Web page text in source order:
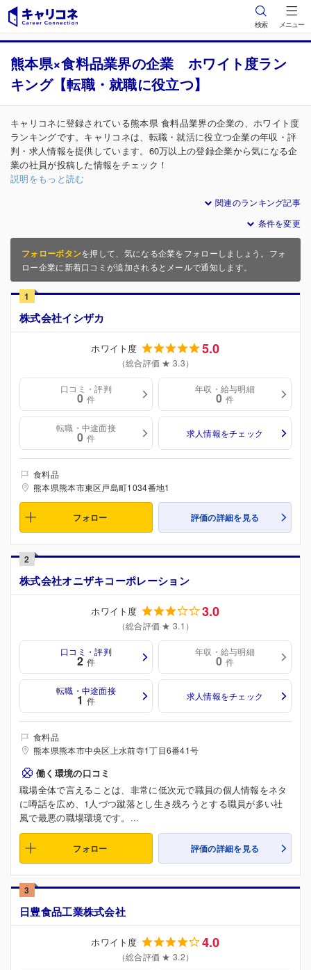
検索 メニュー
熊本県×食料品業界の企業 ホワイト度ラン
キング【転職・就職に役立つ】
キャリコネに登録されている熊本県 食料品業界の企業の、ホワイト度
ランキングです。キャリコネは、転職・就活に役立つ企業の年収・評
判・求人情報を提供しています。60万以上の登録企業から気になる企
業の社員が投稿した情報をチェック！
説明をもっと読む
関連のランキング記事
条件を変更
フォローボタンを押して、気になる企業をフォローしましょう。フォ
ロー企業に新着口コミが追加されるとメールで通知します。
1
株式会社イシザカ
ホワイト度 5.0
（総合評価 ★ 3.3）
口コミ・評判
0 件
年収・給与明細
0 件
転職・中途面接
0 件 求人情報をチェック
食料品
熊本県熊本市東区戸島町1034番地1
フォロー 評価の詳細を見る
2
株式会社オニザキコーポレーション
ホワイト度 3.0
（総合評価 ★ 3.1）
口コミ・評判
2 件
年収・給与明細
0 件
転職・中途面接
1 件 求人情報をチェック
食料品
熊本県熊本市中央区上水前寺1丁目6番41号
働く環境の口コミ
職場全体で言えることは、非常に低次元で職員の個人情報をネタ
に噂話を広め、1人づつ蹴落とし生き残ろうとする職員が多い社
風で最悪の職場環境です。...
フォロー 評価の詳細を見る
3
日豊食品工業株式会社
ホワイト度 4.0
（総合評価 ★ 3.2）